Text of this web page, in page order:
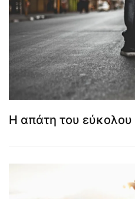
Η απάτη του εύκολου